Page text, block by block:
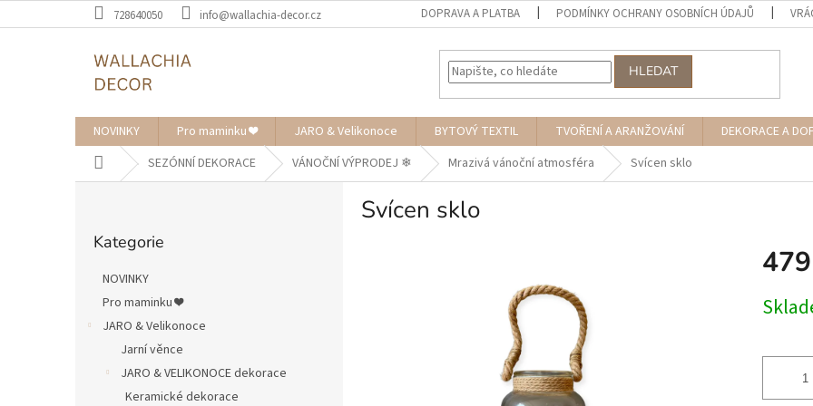
na
728640050 info@wallachia-decor.cz DOPRAVA A PLATBA PODMÍNKY OCHRANY OSOBNÍCH ÚDAJŮ
HLEDAT
NOVINKY Pro maminku ❤️ JARO & Velikonoce BYTOVÝ TEXTIL TVOŘENÍ A ARANŽOVÁNÍ DEKORACE A
Domů SEZÓNNÍ DEKORACE VÁNOČNÍ VÝPRODEJ ❄︎︎ Mrazivá vánoční atmosféra Svícen sklo
kategorie
Kategorie
NOVINKY
Pro maminku ❤️
JARO & Velikonoce
Jarní věnce
JARO & VELIKONOCE dekorace
Keramické dekorace
Svícen sklo
cena: